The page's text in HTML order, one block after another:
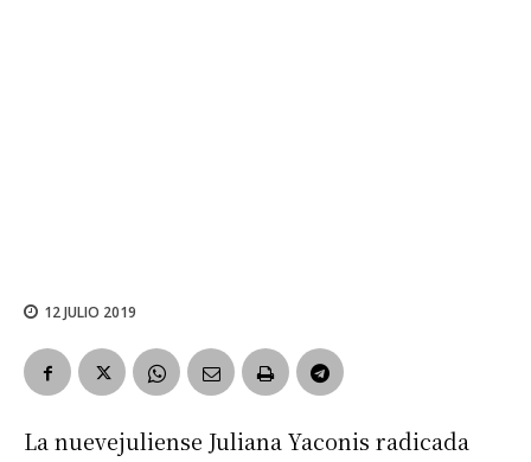
12 JULIO 2019
La nuevejuliense Juliana Yaconis radicada